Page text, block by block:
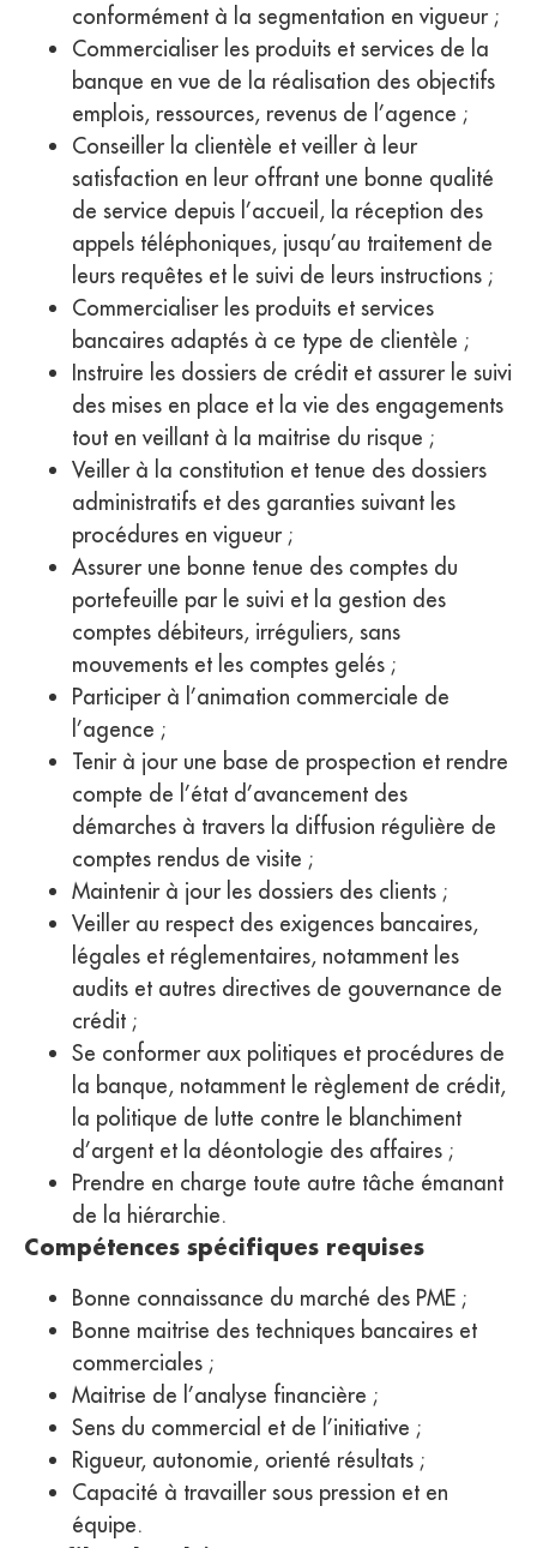
conformément à la segmentation en vigueur ;
Commercialiser les produits et services de la
banque en vue de la réalisation des objectifs
emplois, ressources, revenus de l’agence ;
Conseiller la clientèle et veiller à leur
satisfaction en leur offrant une bonne qualité
de service depuis l’accueil, la réception des
appels téléphoniques, jusqu’au traitement de
leurs requêtes et le suivi de leurs instructions ;
Commercialiser les produits et services
bancaires adaptés à ce type de clientèle ;
Instruire les dossiers de crédit et assurer le suivi
des mises en place et la vie des engagements
tout en veillant à la maitrise du risque ;
Veiller à la constitution et tenue des dossiers
administratifs et des garanties suivant les
procédures en vigueur ;
Assurer une bonne tenue des comptes du
portefeuille par le suivi et la gestion des
comptes débiteurs, irréguliers, sans
mouvements et les comptes gelés ;
Participer à l’animation commerciale de
l’agence ;
Tenir à jour une base de prospection et rendre
compte de l’état d’avancement des
démarches à travers la diffusion régulière de
comptes rendus de visite ;
Maintenir à jour les dossiers des clients ;
Veiller au respect des exigences bancaires,
légales et réglementaires, notamment les
audits et autres directives de gouvernance de
crédit ;
Se conformer aux politiques et procédures de
la banque, notamment le règlement de crédit,
la politique de lutte contre le blanchiment
d’argent et la déontologie des affaires ;
Prendre en charge toute autre tâche émanant
de la hiérarchie.
Compétences spécifiques requises
Bonne connaissance du marché des PME ;
Bonne maitrise des techniques bancaires et
commerciales ;
Maitrise de l’analyse financière ;
Sens du commercial et de l’initiative ;
Rigueur, autonomie, orienté résultats ;
Capacité à travailler sous pression et en
équipe.